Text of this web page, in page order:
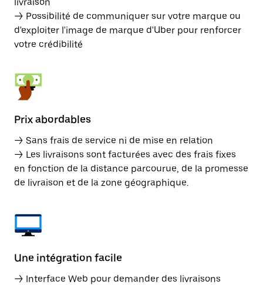
→ Possibilité de communiquer sur votre marque ou
d'exploiter l'image de marque d'Uber pour renforcer
votre crédibilité
Prix abordables
→ Sans frais de service ni de mise en relation
→ Les livraisons sont facturées avec des frais fixes
en fonction de la distance parcourue, de la promesse
de livraison et de la zone géographique.
Une intégration facile
→ Interface Web pour demander des livraisons